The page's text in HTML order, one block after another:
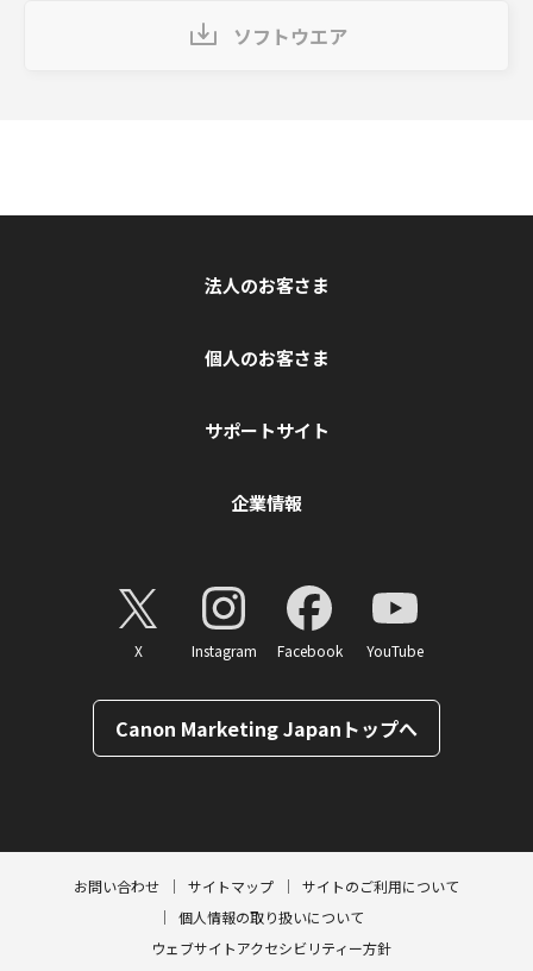
ソフトウエア
法人のお客さま
個人のお客さま
サポートサイト
企業情報
X Instagram Facebook YouTube
Canon Marketing Japanトップへ
お問い合わせ サイトマップ
サイトのご利用について
個人情報の取り扱いについて
ウェブサイトアクセシビリティー方針